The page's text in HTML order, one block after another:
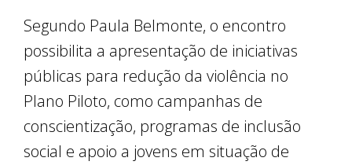
Segundo Paula Belmonte, o encontro
possibilita a apresentação de iniciativas
públicas para redução da violência no
Plano Piloto, como campanhas de
conscientização, programas de inclusão
social e apoio a jovens em situação de